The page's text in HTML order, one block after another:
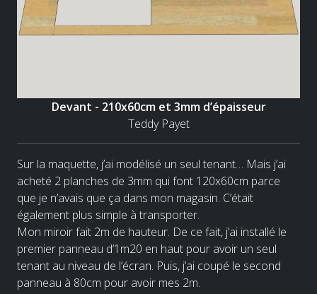
Devant - 210x60cm et 3mm d’épaisseur
Teddy Payet
Sur la maquette, j’ai modélisé un seul tenant… Mais j’ai
acheté 2 planches de 3mm qui font 120x60cm parce
que je n’avais que ça dans mon magasin. C’était
également plus simple à transporter.
Mon miroir fait 2m de hauteur. De ce fait, j’ai installé le
premier panneau d’1m20 en haut pour avoir un seul
tenant au niveau de l’écran. Puis, j’ai coupé le second
panneau à 80cm pour avoir mes 2m.